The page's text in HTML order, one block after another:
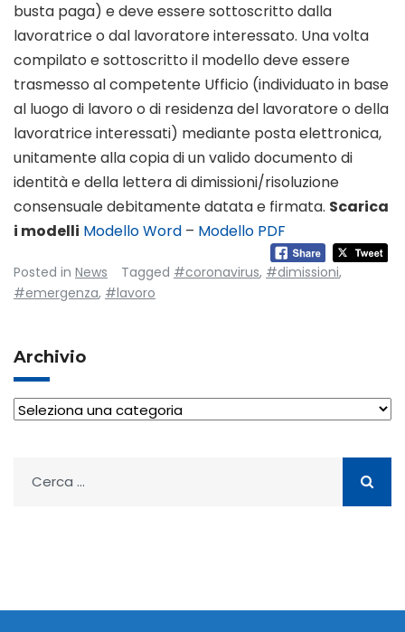
busta paga) e deve essere sottoscritto dalla
lavoratrice o dal lavoratore interessato. Una volta
compilato e sottoscritto il modello deve essere
trasmesso al competente Ufficio (individuato in base
al luogo di lavoro o di residenza del lavoratore o della
lavoratrice interessati) mediante posta elettronica,
unitamente alla copia di un valido documento di
identità e della lettera di dimissioni/risoluzione
consensuale debitamente datata e firmata. Scarica
i modelli Modello Word – Modello PDF
Posted in News Tagged #coronavirus, #dimissioni,
#emergenza, #lavoro
Archivio
Archivio
per: